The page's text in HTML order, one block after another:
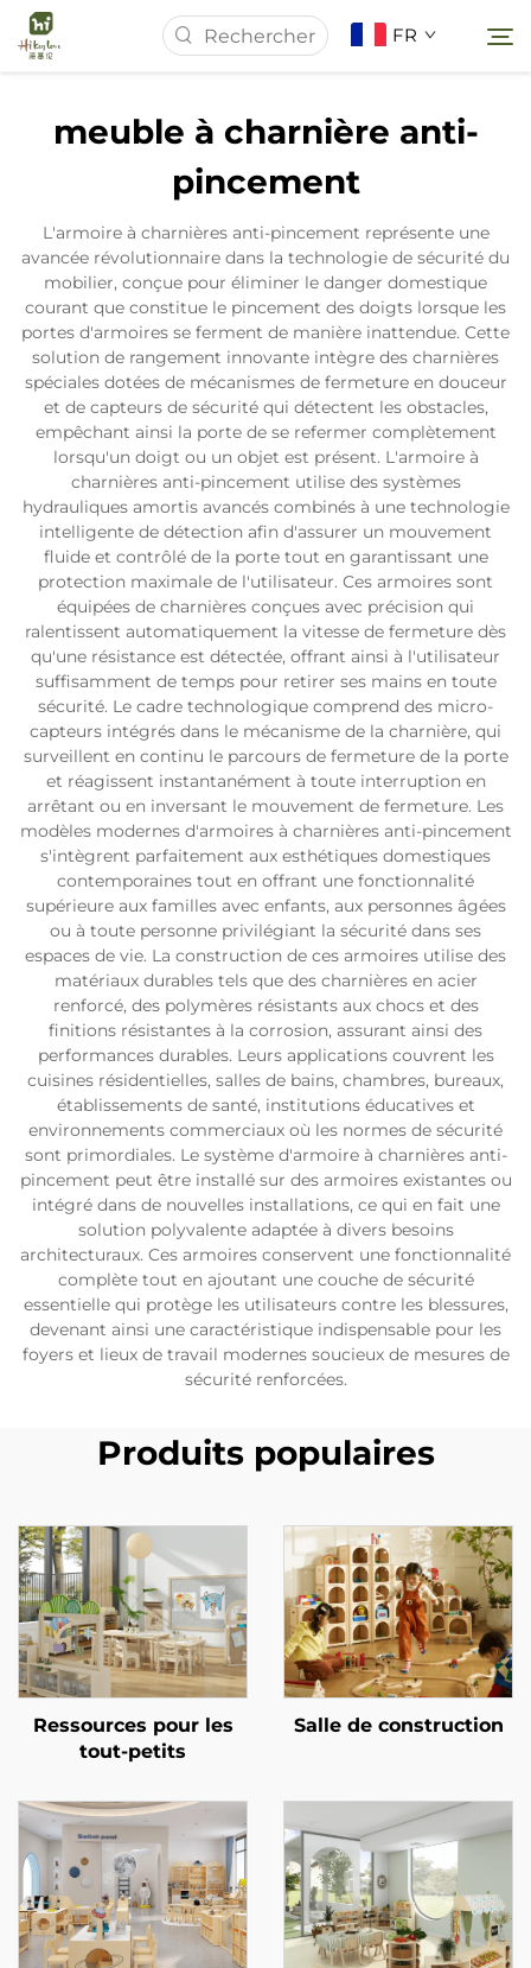
FR
À Propos de Nous
Produits
Actualités
Études de Cas
Contactez-nous
meuble à charnière anti-
pincement
L'armoire à charnières anti-pincement représente une
avancée révolutionnaire dans la technologie de sécurité du
mobilier, conçue pour éliminer le danger domestique
courant que constitue le pincement des doigts lorsque les
portes d'armoires se ferment de manière inattendue. Cette
solution de rangement innovante intègre des charnières
spéciales dotées de mécanismes de fermeture en douceur
et de capteurs de sécurité qui détectent les obstacles,
empêchant ainsi la porte de se refermer complètement
lorsqu'un doigt ou un objet est présent. L'armoire à
charnières anti-pincement utilise des systèmes
hydrauliques amortis avancés combinés à une technologie
intelligente de détection afin d'assurer un mouvement
fluide et contrôlé de la porte tout en garantissant une
protection maximale de l'utilisateur. Ces armoires sont
équipées de charnières conçues avec précision qui
ralentissent automatiquement la vitesse de fermeture dès
qu'une résistance est détectée, offrant ainsi à l'utilisateur
suffisamment de temps pour retirer ses mains en toute
sécurité. Le cadre technologique comprend des micro-
capteurs intégrés dans le mécanisme de la charnière, qui
surveillent en continu le parcours de fermeture de la porte
et réagissent instantanément à toute interruption en
arrêtant ou en inversant le mouvement de fermeture. Les
modèles modernes d'armoires à charnières anti-pincement
s'intègrent parfaitement aux esthétiques domestiques
contemporaines tout en offrant une fonctionnalité
supérieure aux familles avec enfants, aux personnes âgées
ou à toute personne privilégiant la sécurité dans ses
espaces de vie. La construction de ces armoires utilise des
matériaux durables tels que des charnières en acier
renforcé, des polymères résistants aux chocs et des
finitions résistantes à la corrosion, assurant ainsi des
performances durables. Leurs applications couvrent les
cuisines résidentielles, salles de bains, chambres, bureaux,
établissements de santé, institutions éducatives et
environnements commerciaux où les normes de sécurité
sont primordiales. Le système d'armoire à charnières anti-
pincement peut être installé sur des armoires existantes ou
intégré dans de nouvelles installations, ce qui en fait une
solution polyvalente adaptée à divers besoins
architecturaux. Ces armoires conservent une fonctionnalité
complète tout en ajoutant une couche de sécurité
essentielle qui protège les utilisateurs contre les blessures,
devenant ainsi une caractéristique indispensable pour les
foyers et lieux de travail modernes soucieux de mesures de
sécurité renforcées.
Produits populaires
Ressources pour les
tout-petits
Salle de construction